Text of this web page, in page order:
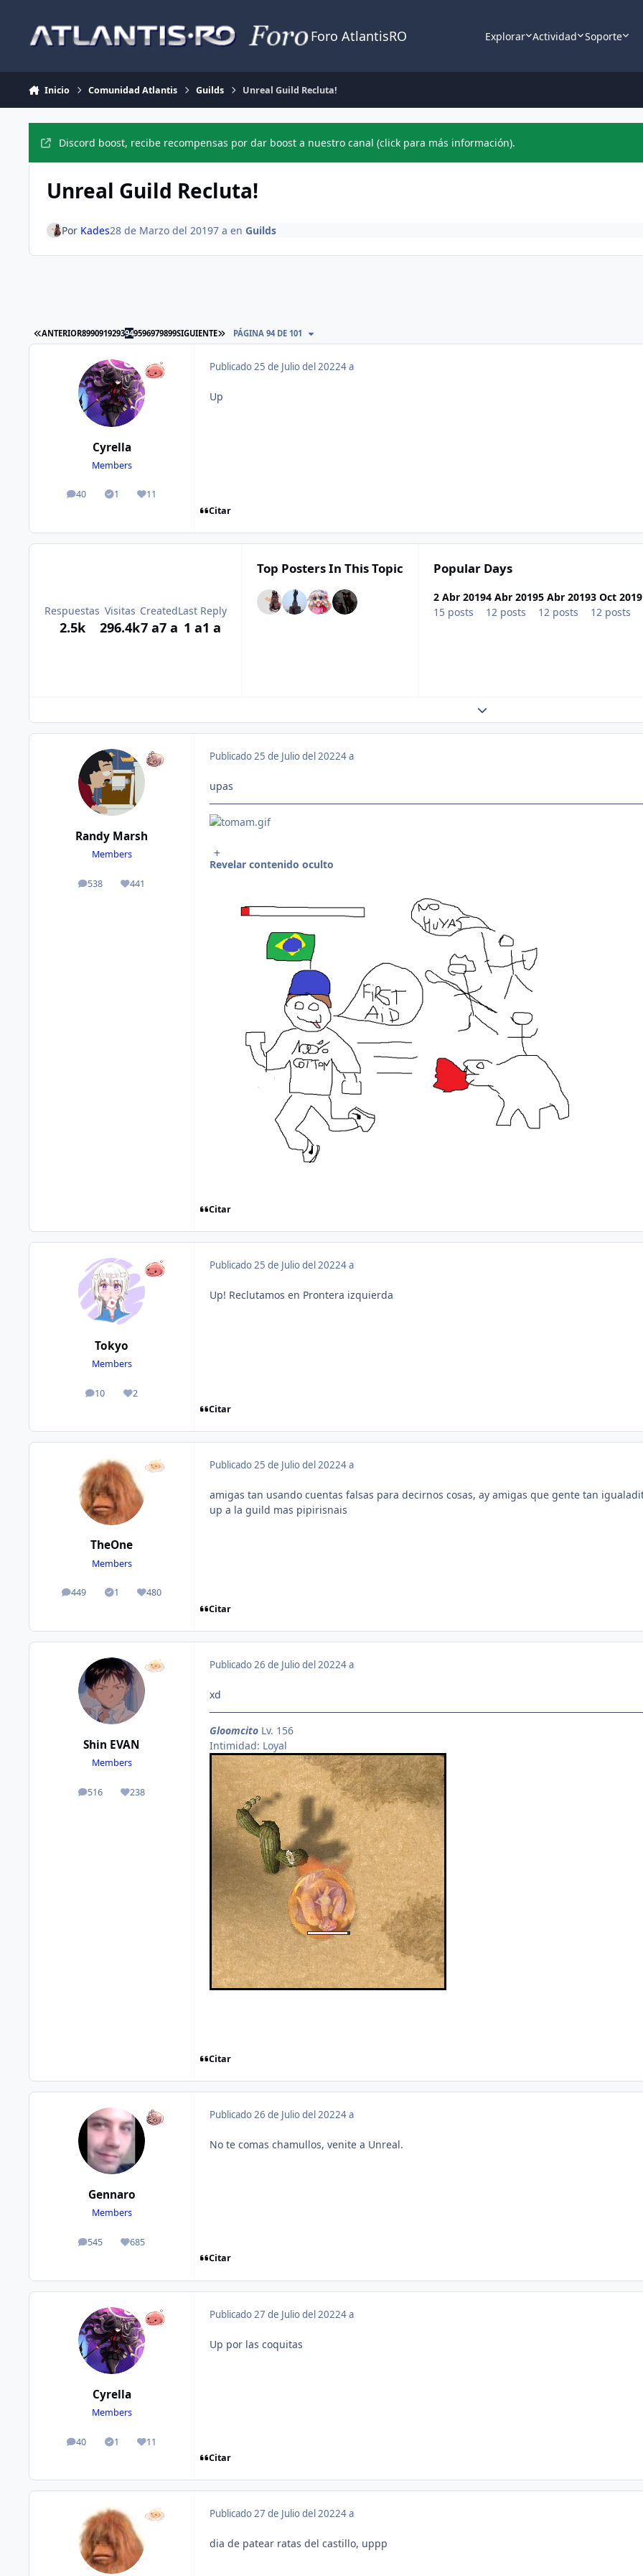
Foro AtlantisRO Explorar Actividad Soporte
Inicio Comunidad Atlantis Guilds Unreal Guild Recluta!
Discord boost, recibe recompensas por dar boost a nuestro canal (click para más información).
Unreal Guild Recluta!
Por Kades28 de Marzo del 20197 a en Guilds
ANTERIOR8990919293949596979899SIGUIENTE PÁGINA 94 DE 101
Cyrella
Members
40
publicaciones
1
Solutions11
Reputación
Publicado25 de Julio del 20224 a
Up
Citar
Respuestas
2.5k
Visitas
296.4k
Created
7 a7 a
Last Reply
1 a1 a
Top Posters In This Topic Popular Days
2 Abr 2019
15 posts
4 Abr 2019
12 posts
5 Abr 2019
12 posts
3 Oct 2019
12 posts
Expand topic overview
Randy Marsh
Members
538
publicaciones
441
Reputación
Publicado25 de Julio del 20224 a
upas
Revelar contenido oculto
Citar
Tokyo
Members
10
publicaciones
2
Reputación
Publicado25 de Julio del 20224 a
Up! Reclutamos en Prontera izquierda
Citar
TheOne
Members
449
publicaciones
1
Solutions480
Reputación
Publicado25 de Julio del 20224 a
amigas tan usando cuentas falsas para decirnos cosas, ay amigas que gente tan
up a la guild mas pipirisnais
Citar
Shin EVAN
Members
516
publicaciones
238
Reputación
Publicado26 de Julio del 20224 a
xd
Gloomcito Lv. 156
Intimidad: Loyal
Citar
Gennaro
Members
545
publicaciones
685
Reputación
Publicado26 de Julio del 20224 a
No te comas chamullos, venite a Unreal.
Citar
Cyrella
Members
40
publicaciones
1
Solutions11
Reputación
Publicado27 de Julio del 20224 a
Up por las coquitas
Citar
Publicado27 de Julio del 20224 a
dia de patear ratas del castillo, uppp